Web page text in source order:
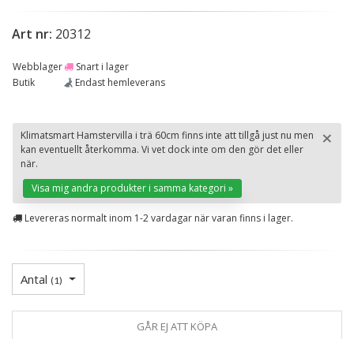
Art nr: 20312
Webblager
Snart i lager
Butik
Endast hemleverans
×
Klimatsmart Hamstervilla i trä 60cm finns inte att tillgå just nu men
kan eventuellt återkomma. Vi vet dock inte om den gör det eller
när.
Visa mig andra produkter i samma kategori »
Levereras normalt inom 1-2 vardagar när varan finns i lager.
Antal (1)
GÅR EJ ATT KÖPA